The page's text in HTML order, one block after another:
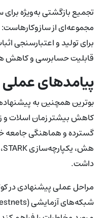
تجمیع بازگشتی به‌ویژه
مجموعه‌ای از
برای تولید و اعتبارسنجی
قابلیت حسابرسی و کاهش
پیامدهای
کاهش بیشتر زمان اسلات و
گسترده و هماهنگی جامعه
داشت.
مراحل عملی پیشنهادی در